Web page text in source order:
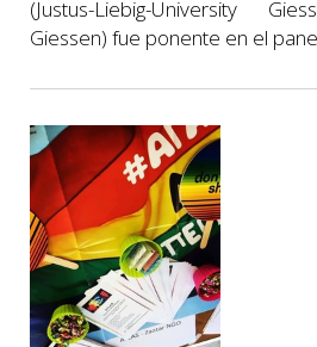
(Justus-Liebig-University
Giessen) fue ponente en el